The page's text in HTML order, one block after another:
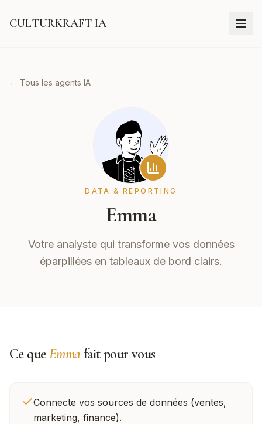
CULTURKRAFT IA
← Tous les agents IA
DATA & REPORTING
Emma
Votre analyste qui transforme vos données
éparpillées en tableaux de bord clairs.
Ce queEmma fait pour vous
Connecte vos sources de données (ventes,
marketing, finance).